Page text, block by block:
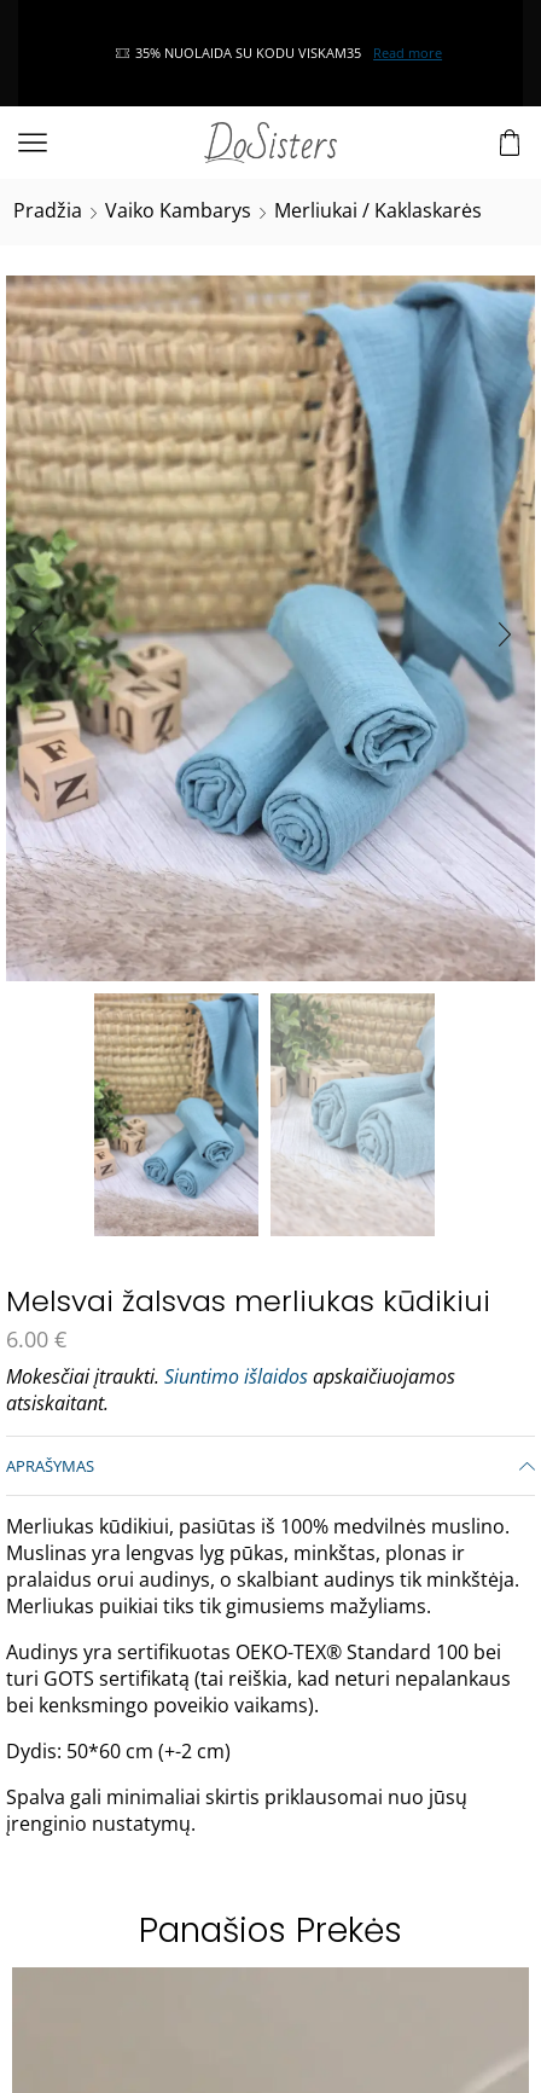
35% NUOLAIDA SU KODU VISKAM35 Read more
Pradžia Vaiko Kambarys Merliukai / Kaklaskarės
Melsvai žalsvas merliukas kūdikiui
6.00 €
Mokesčiai įtraukti. Siuntimo išlaidosapskaičiuojamos
atsiskaitant.
APRAŠYMAS
Merliukas kūdikiui, pasiūtas iš 100% medvilnės muslino.
Muslinas yra lengvas lyg pūkas, minkštas, plonas ir
pralaidus orui audinys, o skalbiant audinys tik minkštėja.
Merliukas puikiai tiks tik gimusiems mažyliams.
Audinys yra sertifikuotas OEKO-TEX® Standard 100 bei
turi GOTS sertifikatą (tai reiškia, kad neturi nepalankaus
bei kenksmingo poveikio vaikams).
Dydis: 50*60 cm (+-2 cm)
Spalva gali minimaliai skirtis priklausomai nuo jūsų
įrenginio nustatymų.
Panašios Prekės